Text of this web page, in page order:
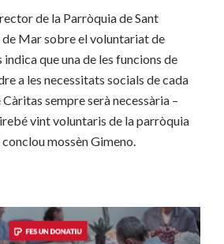
de la Parròquia de Sant
Mar sobre el voluntariat de
que una de les funcions de
a les necessitats socials de cada
Càritas sempre serà necessària –
vint voluntaris de la parròquia
conclou mossèn Gimeno.